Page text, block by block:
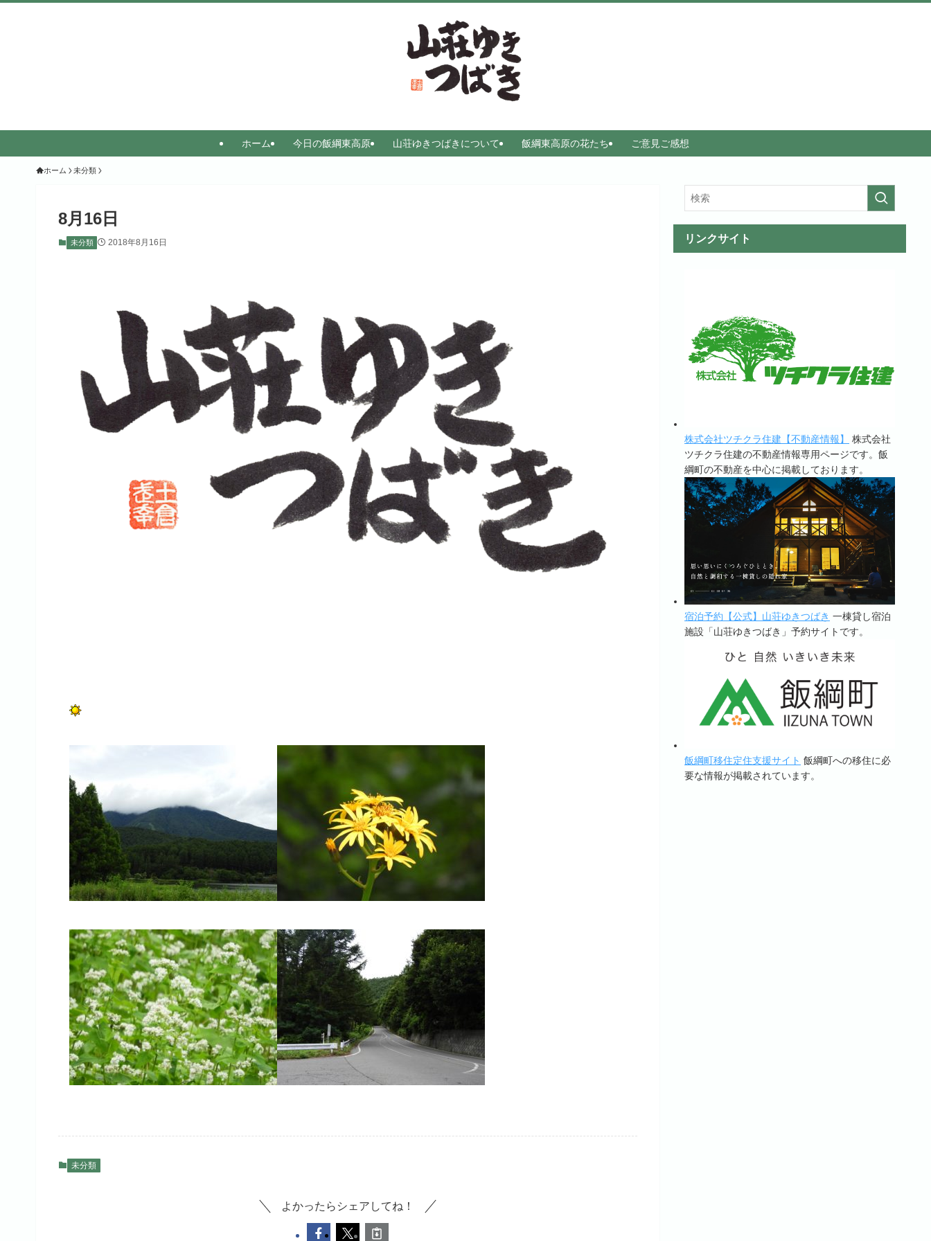
ホーム 今日の飯綱東高原 山荘ゆきつばきについて 飯綱東高原の花たち ご意見ご感想
ホーム 未分類
8月16日
未分類 2018年8月16日
未分類
よかったらシェアしてね！
リンクサイト
株式会社ツチクラ住建【不動産情報】
株式会社
ツチクラ住建の不動産情報専用ページです。飯
綱町の不動産を中心に掲載しております。
宿泊予約【公式】山荘ゆきつばき 一棟貸し宿泊
施設「山荘ゆきつばき」予約サイトです。
飯綱町移住定住支援サイト 飯綱町への移住に必
要な情報が掲載されています。